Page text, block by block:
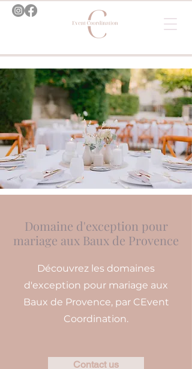
Domaine d'exception pour
mariage aux Baux de Provence
Découvrez les domaines
d'exception pour mariage aux
Baux de Provence, par CEvent
Coordination.
Contact us